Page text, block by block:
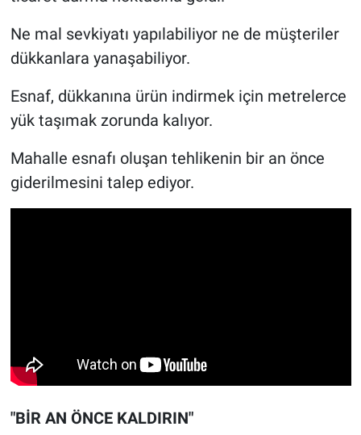
Ne mal sevkiyatı yapılabiliyor ne de müşteriler
dükkanlara yanaşabiliyor.
Esnaf, dükkanına ürün indirmek için metrelerce
yük taşımak zorunda kalıyor.
Mahalle esnafı oluşan tehlikenin bir an önce
giderilmesini talep ediyor.
"BİR AN ÖNCE KALDIRIN"